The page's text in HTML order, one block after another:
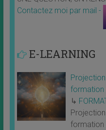
Contactez moi par mail -
E-LEARNING
formation
↳
formation